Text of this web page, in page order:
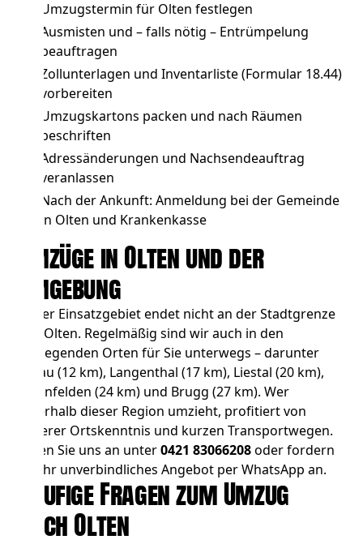
Umzugstermin für Olten festlegen
Ausmisten und – falls nötig – Entrümpelung
beauftragen
Zollunterlagen und Inventarliste (Formular 18.44)
vorbereiten
Umzugskartons packen und nach Räumen
beschriften
Adressänderungen und Nachsendeauftrag
veranlassen
Nach der Ankunft: Anmeldung bei der Gemeinde
in Olten und Krankenkasse
Umzüge in Olten und der
Umgebung
Unser Einsatzgebiet endet nicht an der Stadtgrenze
von Olten. Regelmäßig sind wir auch in den
umliegenden Orten für Sie unterwegs – darunter
Aarau (12 km), Langenthal (17 km), Liestal (20 km),
Rheinfelden (24 km) und Brugg (27 km). Wer
innerhalb dieser Region umzieht, profitiert von
unserer Ortskenntnis und kurzen Transportwegen.
Rufen Sie uns an unter0421 83066208oder fordern
Sie Ihr unverbindliches Angebot per WhatsApp an.
Häufige Fragen zum Umzug
nach Olten